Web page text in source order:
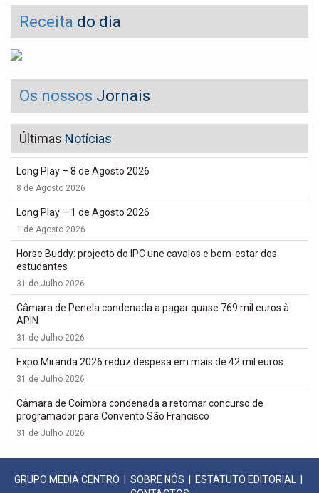
Receita do dia
Os nossos Jornais
Últimas Notícias
Long Play – 8 de Agosto 2026
8 de Agosto 2026
Long Play – 1 de Agosto 2026
1 de Agosto 2026
Horse Buddy: projecto do IPC une cavalos e bem-estar dos
estudantes
31 de Julho 2026
Câmara de Penela condenada a pagar quase 769 mil euros à
APIN
31 de Julho 2026
Expo Miranda 2026 reduz despesa em mais de 42 mil euros
31 de Julho 2026
Câmara de Coimbra condenada a retomar concurso de
programador para Convento São Francisco
31 de Julho 2026
GRUPO MEDIA CENTRO SOBRE NÓS ESTATUTO EDITORIAL